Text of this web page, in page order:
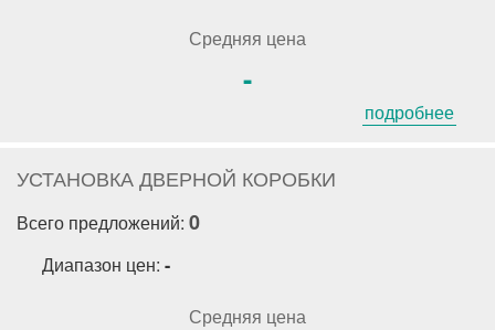
Средняя цена
-
подробнее
УСТАНОВКА ДВЕРНОЙ КОРОБКИ
Всего предложений: 0
Диапазон цен: -
Средняя цена